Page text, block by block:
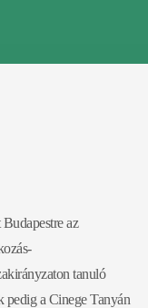
az
tanuló
a Cinege Tanyán